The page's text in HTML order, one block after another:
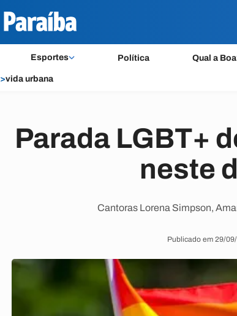
Esportes Política Qual a
>vida urbana
Parada LGBT+
neste
Cantoras Lorena Simpson,
Publicado em 29/